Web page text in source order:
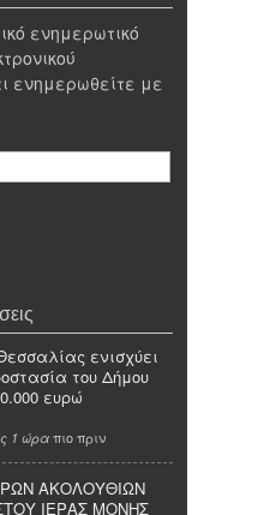
ενημερωτικό
ενημερωθείτε με
ενισχύει
του Δήμου
ευρώ
1 ώραπιο πριν
ΑΚΟΛΟΥΘΙΩΝ
ΙΕΡΑΣ ΜΟΝΗΣ